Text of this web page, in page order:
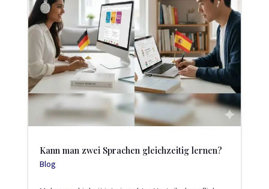
Kann man zwei Sprachen gleichzeitig lernen?
Blog